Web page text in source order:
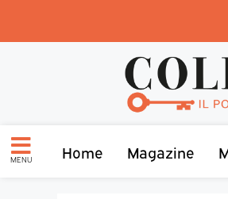
MENU Home Magazine